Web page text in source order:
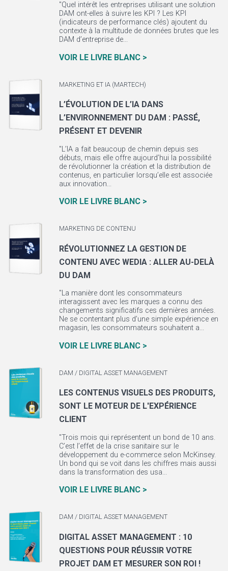
"Quel intérêt les entreprises utilisant une solution
DAM ont-elles à suivre les KPI ? Les KPI
(indicateurs de performance clés) ajoutent du
contexte à la multitude de données brutes que les
DAM d’entreprise de...
VOIR LE LIVRE BLANC >
MARKETING ET IA (MARTECH)
L’ÉVOLUTION DE L’IA DANS
L’ENVIRONNEMENT DU DAM : PASSÉ,
PRÉSENT ET DEVENIR
"L’IA a fait beaucoup de chemin depuis ses
débuts, mais elle offre aujourd’hui la possibilité
de révolutionner la création et la distribution de
contenus, en particulier lorsqu’elle est associée
aux innovation...
VOIR LE LIVRE BLANC >
MARKETING DE CONTENU
RÉVOLUTIONNEZ LA GESTION DE
CONTENU AVEC WEDIA : ALLER AU-DELÀ
DU DAM
"La manière dont les consommateurs
interagissent avec les marques a connu des
changements significatifs ces dernières années.
Ne se contentant plus d’une simple expérience en
magasin, les consommateurs souhaitent a...
VOIR LE LIVRE BLANC >
DAM / DIGITAL ASSET MANAGEMENT
LES CONTENUS VISUELS DES PRODUITS,
SONT LE MOTEUR DE L'EXPÉRIENCE
CLIENT
"Trois mois qui représentent un bond de 10 ans.
C’est l’effet de la crise sanitaire sur le
développement du e-commerce selon McKinsey.
Un bond qui se voit dans les chiffres mais aussi
dans la transformation des usa...
VOIR LE LIVRE BLANC >
DAM / DIGITAL ASSET MANAGEMENT
DIGITAL ASSET MANAGEMENT : 10
QUESTIONS POUR RÉUSSIR VOTRE
PROJET DAM ET MESURER SON ROI !